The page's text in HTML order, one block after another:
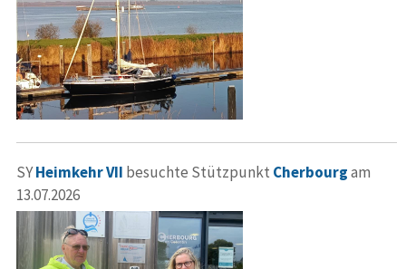
SYHeimkehr VII besuchte Stützpunkt Cherbourgam
13.07.2026